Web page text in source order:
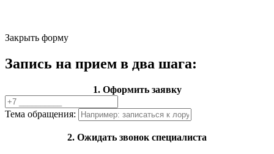
Закрыть форму
Запись на прием в два шага:
1. Оформить заявку
Тема обращения:
2. Ожидать звонок специалиста